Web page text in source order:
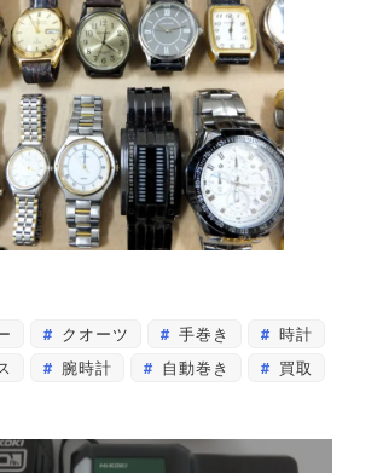
クオーツ 手巻き
時計
腕時計 自動巻き 買取